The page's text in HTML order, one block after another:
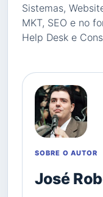
Sistemas,
MKT, SEO e no
Help Desk e
SOBRE O AUTOR
José